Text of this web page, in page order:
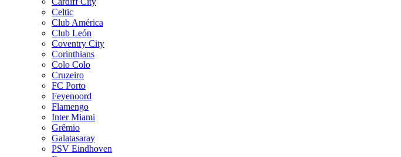
Celtic
Club América
Club León
Coventry City
Corinthians
Colo Colo
Cruzeiro
FC Porto
Feyenoord
Flamengo
Inter Miami
Grêmio
Galatasaray
PSV Eindhoven